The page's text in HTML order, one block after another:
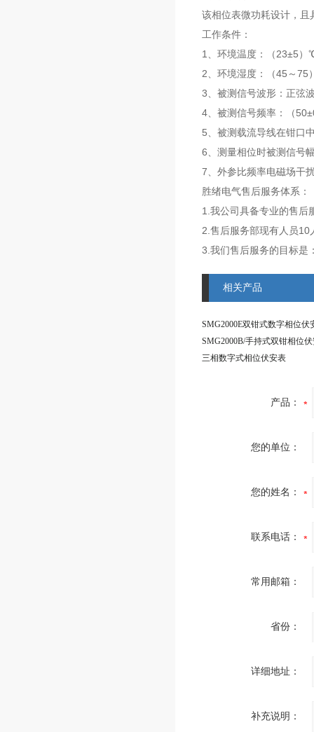
该相位表微功耗设计，
工作条件：
1、环境温度：（23±5）
2、环境湿度：（45～75
3、被测信号波形：正弦
4、被测信号频率：（
5、被测载流导线在钳口
6、测量相位时被测信号
7、外参比频率电磁场干
胜绪电气售后服务体系：
1.我公司具备专业的售后
2.售后服务部现有人员
3.我们售后服务的目标是
相关产品
SMG2000E双钳式数字相位伏
SMG2000B/手持式双钳相位
三相数字式相位伏安表
产品：
您的单位：
您的姓名：
联系电话：
常用邮箱：
省份：
详细地址：
补充说明：